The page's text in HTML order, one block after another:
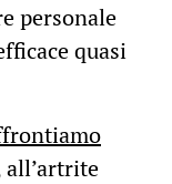
personale
quasi
all’artrite